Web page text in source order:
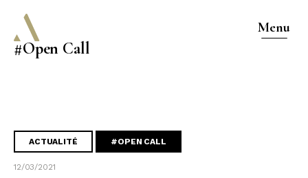
Menu
#Open Call
ACTUALITÉ #OPEN CALL
12/03/2021